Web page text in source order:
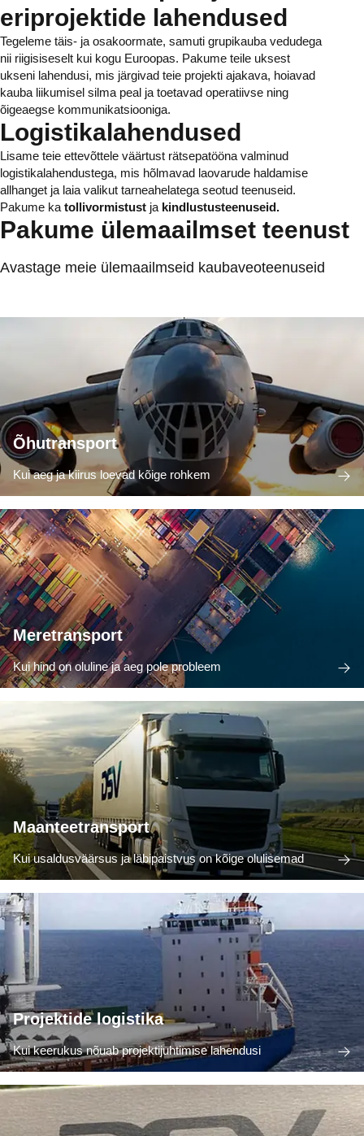
eriprojektide lahendused
Tegeleme täis- ja osakoormate, samuti grupikauba vedudega
nii riigisiseselt kui kogu Euroopas. Pakume teile uksest
ukseni lahendusi, mis järgivad teie projekti ajakava, hoiavad
kauba liikumisel silma peal ja toetavad operatiivse ning
õigeaegse kommunikatsiooniga.
Logistikalahendused
Lisame teie ettevõttele väärtust rätsepatööna valminud
logistikalahendustega, mis hõlmavad laovarude haldamise
allhanget ja laia valikut tarneahelatega seotud teenuseid.
Pakume ka tollivormistust ja kindlustusteenuseid.
Pakume ülemaailmset teenust
Avastage meie ülemaailmseid kaubaveoteenuseid
Õhutransport
Kui aeg ja kiirus loevad kõige rohkem
Meretransport
Kui hind on oluline ja aeg pole probleem
Maanteetransport
Kui usaldusväärsus ja läbipaistvus on kõige olulisemad
Projektide logistika
Kui keerukus nõuab projektijuhtimise lahendusi